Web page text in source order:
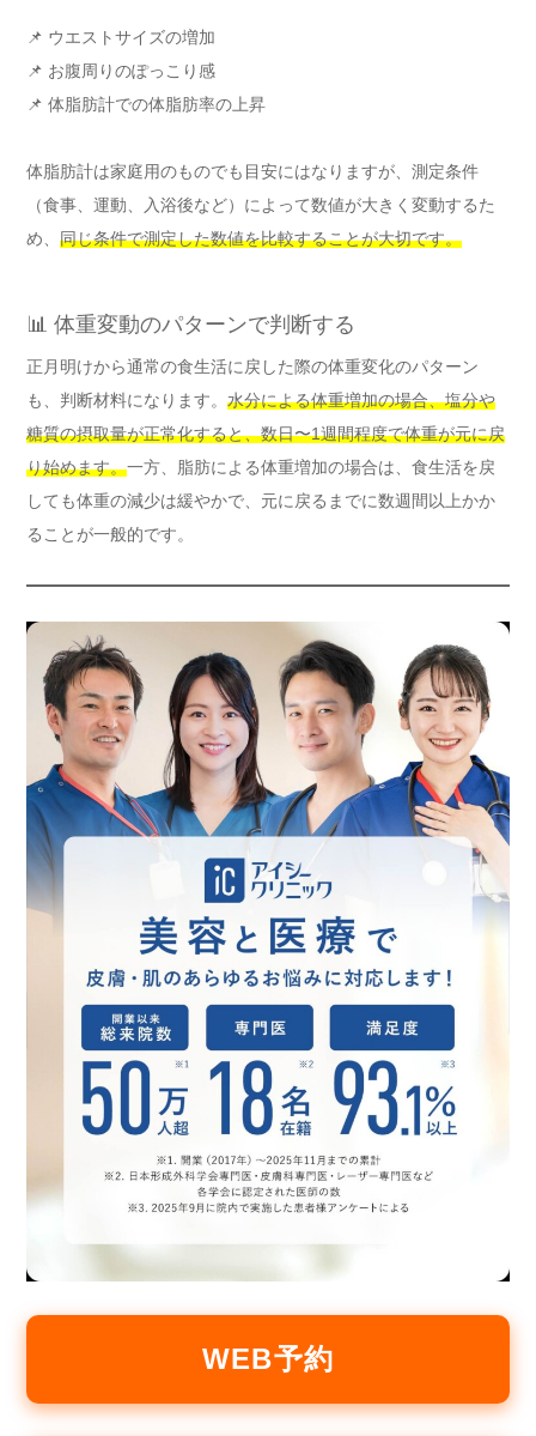
📌 ウエストサイズの増加
📌 お腹周りのぽっこり感
📌 体脂肪計での体脂肪率の上昇
体脂肪計は家庭用のものでも目安にはなりますが、測定条件
（食事、運動、入浴後など）によって数値が大きく変動するた
め、 同じ条件で測定した数値を比較することが大切です。
📊 体重変動のパターンで判断する
正月明けから通常の食生活に戻した際の体重変化のパターン
も、判断材料になります。 水分による体重増加の場合、塩分や
糖質の摂取量が正常化すると、数日〜1週間程度で体重が元に戻
り始めます。一方、脂肪による体重増加の場合は、食生活を戻
しても体重の減少は緩やかで、元に戻るまでに数週間以上かか
ることが一般的です。
WEB予約